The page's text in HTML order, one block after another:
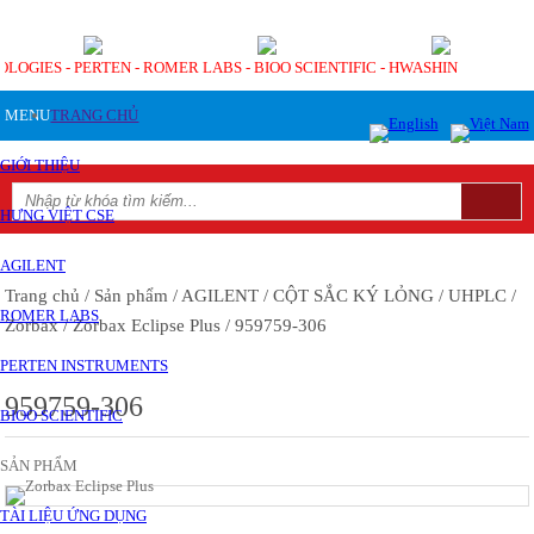
- PERTEN - ROMER LABS - BIOO SCIENTIFIC - HWASHIN
MENUTRANG CHỦ
GIỚI THIỆU
HƯNG VIỆT CSE
AGILENT
ROMER LABS
PERTEN INSTRUMENTS
BIOO SCIENTIFIC
SẢN PHẨM
TÀI LIỆU ỨNG DỤNG
Trang chủ / Sản phẩm / AGILENT / CỘT SẮC KÝ LỎNG / UHPLC /
Zorbax/ Zorbax Eclipse Plus / 959759-306
959759-306